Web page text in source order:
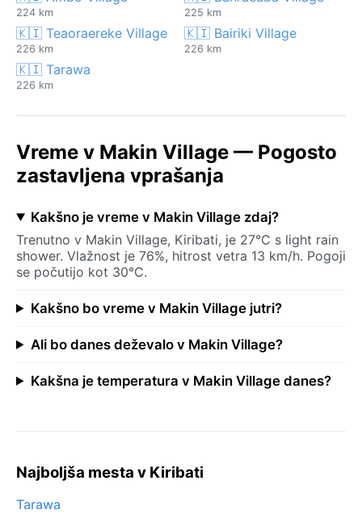
224 km 225 km
🇰🇮 Teaoraereke Village
226 km
🇰🇮 Bairiki Village
226 km
🇰🇮 Tarawa
226 km
Vreme v Makin Village — Pogosto
zastavljena vprašanja
Kakšno je vreme v Makin Village zdaj?
Trenutno v Makin Village, Kiribati, je 27°C s light rain
shower. Vlažnost je 76%, hitrost vetra 13 km/h. Pogoji
se počutijo kot 30°C.
Kakšno bo vreme v Makin Village jutri?
Ali bo danes deževalo v Makin Village?
Kakšna je temperatura v Makin Village danes?
Najboljša mesta v Kiribati
Tarawa